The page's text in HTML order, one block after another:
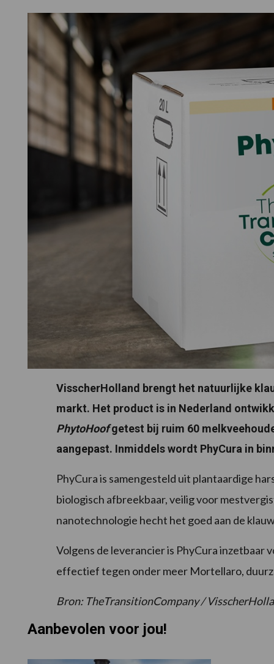
VisscherHolland brengt het natuurlijke
markt. Het product is in Nederland
PhytoHoofgetest bij ruim 60
aangepast. Inmiddels wordt PhyCura in
PhyCura is samengesteld uit plantaardige
biologisch afbreekbaar, veilig voor
nanotechnologie hecht het goed aan de
Volgens de leverancier is PhyCura
effectief tegen onder meer Mortellaro,
Bron: TheTransitionCompany /
Aanbevolen voor jou!